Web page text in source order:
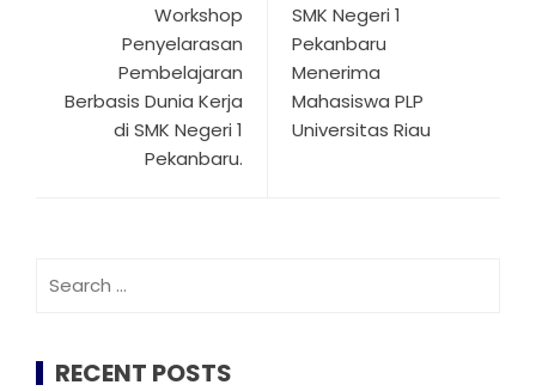
Workshop
Penyelarasan
Pembelajaran
Berbasis Dunia Kerja
di SMK Negeri 1
Pekanbaru.
SMK Negeri 1
Pekanbaru
Menerima
Mahasiswa PLP
Universitas Riau
for:
RECENT POSTS